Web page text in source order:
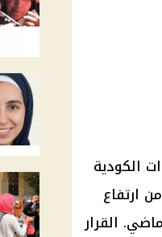
الكودية
ارتفاع
قرش منذ أبريل الماضي. القرار